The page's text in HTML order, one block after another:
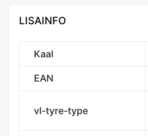
LISAINFO
Kaal
EAN
vl-tyre-type